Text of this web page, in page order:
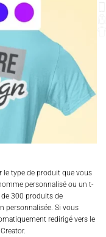
le type de produit que vous
personnalisé ou un t-
300 produits de
personnalisée. Si vous
redirigé vers le